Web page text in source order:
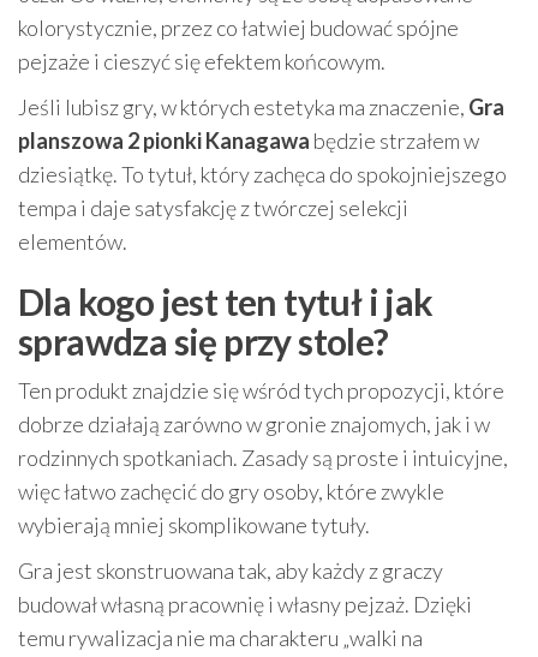
kolorystycznie, przez co łatwiej budować spójne
pejzaże i cieszyć się efektem końcowym.
Jeśli lubisz gry, w których estetyka ma znaczenie, Gra
planszowa 2 pionki Kanagawa będzie strzałem w
dziesiątkę. To tytuł, który zachęca do spokojniejszego
tempa i daje satysfakcję z twórczej selekcji
elementów.
Dla kogo jest ten tytuł i jak
sprawdza się przy stole?
Ten produkt znajdzie się wśród tych propozycji, które
dobrze działają zarówno w gronie znajomych, jak i w
rodzinnych spotkaniach. Zasady są proste i intuicyjne,
więc łatwo zachęcić do gry osoby, które zwykle
wybierają mniej skomplikowane tytuły.
Gra jest skonstruowana tak, aby każdy z graczy
budował własną pracownię i własny pejzaż. Dzięki
temu rywalizacja nie ma charakteru „walki na